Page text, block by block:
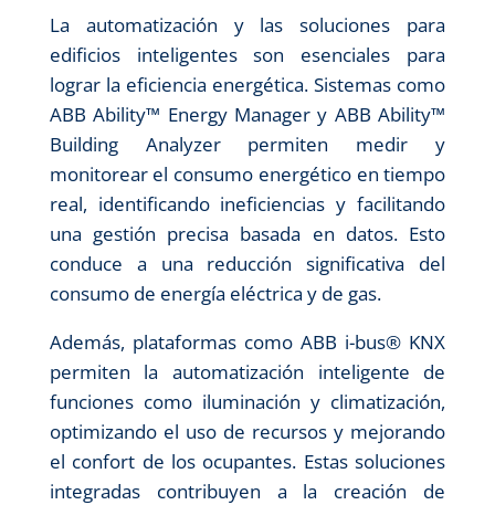
La automatización y las soluciones para
edificios inteligentes son esenciales para
lograr la eficiencia energética. Sistemas como
ABB Ability™ Energy Manager y ABB Ability™
Building Analyzer permiten medir y
monitorear el consumo energético en tiempo
real, identificando ineficiencias y facilitando
una gestión precisa basada en datos. Esto
conduce a una reducción significativa del
consumo de energía eléctrica y de gas.
Además, plataformas como ABB i-bus® KNX
permiten la automatización inteligente de
funciones como iluminación y climatización,
optimizando el uso de recursos y mejorando
el confort de los ocupantes. Estas soluciones
integradas contribuyen a la creación de